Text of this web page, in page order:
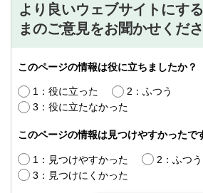
より良いウェブサイトにす
まのご意見をお聞かせくだ
このページの情報は役に立ちましたか？
1：役に立った
2：ふつう
3：役に立たなかった
このページの情報は見つけやすかったで
1：見つけやすかった
2：ふつう
3：見つけにくかった